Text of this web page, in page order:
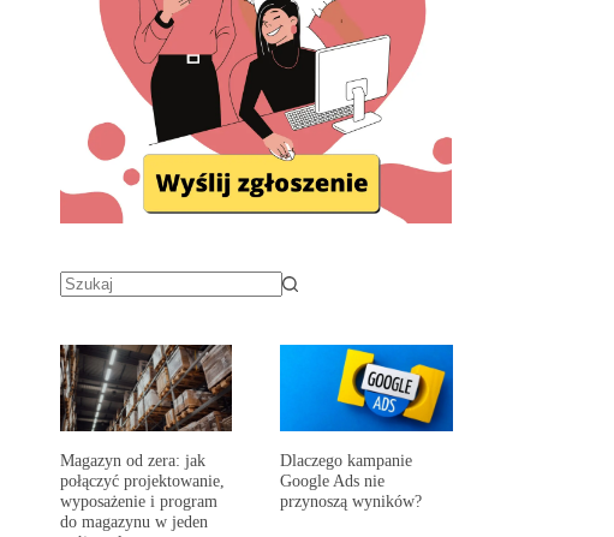
Magazyn od zera: jak
połączyć projektowanie,
wyposażenie i program
do magazynu w jeden
Dlaczego kampanie
Google Ads nie
przynoszą wyników?